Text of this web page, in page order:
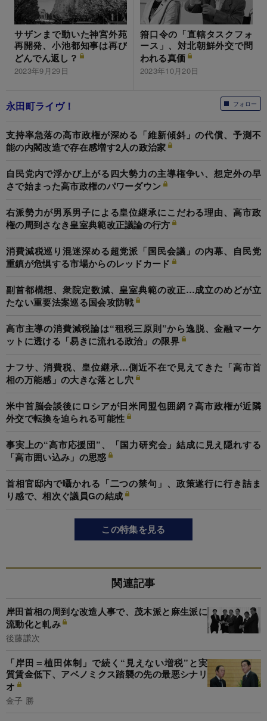
サザンまで動いた神宮外苑
再開発、小池都知事は再び
どんでん返し？
2023年9月29日
箝口令の「直轄タスクフォ
ース」、対北朝鮮外交で問
われる真価
2023年10月20日
フォロー
永田町ライヴ！
支持率急落の高市政権が深める「維新傾斜」の代償、予測不
能の内閣改造で存在感増す2人の政治家
自民党内で浮かび上がる四大勢力の主導権争い、想定外の早
さで始まった高市政権のパワーダウン
右派勢力が男系男子による皇位継承にこだわる理由、高市政
権の周到さなき皇室典範改正議論の行方
消費減税巡り混迷深める超党派「国民会議」の内幕、自民党
重鎮が危惧する市場からのレッドカード
副首都構想、衆院定数減、皇室典範の改正…成立のめどが立
たない重要法案巡る国会攻防戦
高市主導の消費減税論は“租税三原則”から逸脱、金融マーケ
ットに透ける「易きに流れる政治」の限界
ナフサ、消費税、皇位継承…側近不在で見えてきた「高市首
相の万能感」の大きな落とし穴
米中首脳会談後にロシアが日米同盟包囲網？高市政権が近隣
外交で転換を迫られる可能性
事実上の“高市応援団”、「国力研究会」結成に見え隠れする
「高市囲い込み」の思惑
首相官邸内で囁かれる「二つの禁句」、政策遂行に行き詰ま
り感で、相次ぐ議員Gの結成
この特集を見る
関連記事
岸田首相の周到な改造人事で、茂木派と麻生派に
流動化と軋み
後藤謙次
「岸田＝植田体制」で続く“見えない増税”と実
質賃金低下、アベノミクス踏襲の先の最悪シナリ
オ
金子 勝